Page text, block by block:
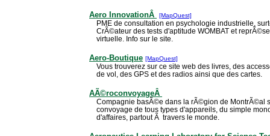
Aero InnovationÂ [MapQuest]
PME de consultation en psychologie industrielle,
CrÃ©ateur des tests d'aptitude WOMBAT et
virtuelle. Info sur le site.
Aero-Boutique [MapQuest]
Vous trouverez sur ce site web des livres, des
de vol, des GPS et des radios ainsi que des cartes.
AÃ©roconvoyageÂ
Compagnie basÃ©e dans la rÃ©gion de MontrÃ©al
convoyage de tous types d'appareils, du simple
d'affaires, partout Ã travers le monde.